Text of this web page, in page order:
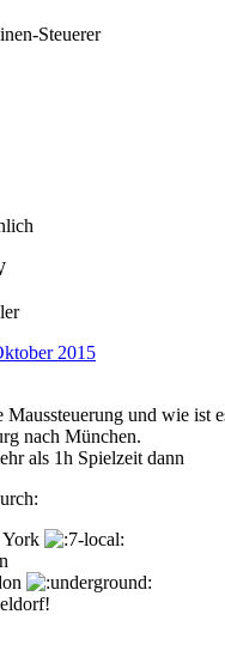
Steuerer
2015
Maussteuerung und wie ist
nach München.
als 1h Spielzeit dann